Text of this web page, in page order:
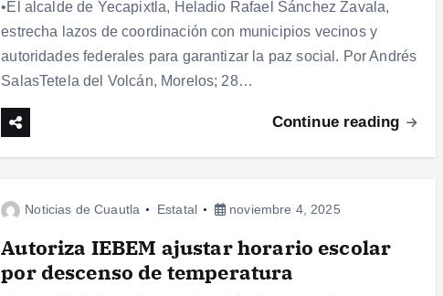
•El alcalde de Yecapixtla, Heladio Rafael Sánchez Zavala,
estrecha lazos de coordinación con municipios vecinos y
autoridades federales para garantizar la paz social. Por Andrés
SalasTetela del Volcán, Morelos; 28…
Continue reading
Noticias de Cuautla Estatal noviembre 4, 2025
Autoriza IEBEM ajustar horario escolar
por descenso de temperatura